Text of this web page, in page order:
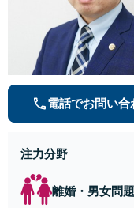
電話でお問い合
注力分野
離婚・男女問題